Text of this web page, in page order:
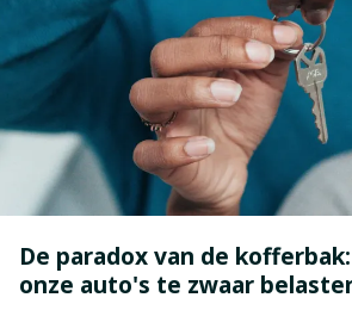
De paradox van de
onze auto's te zwaar